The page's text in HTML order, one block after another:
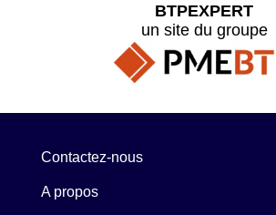
BTPEXPERT
un site du groupe
Contactez-nous
A propos